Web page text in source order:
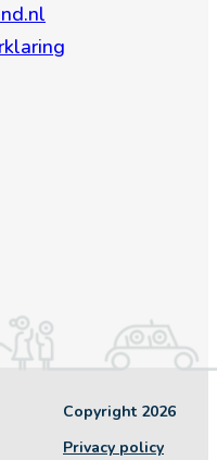
Copyright 2026
Privacy policy